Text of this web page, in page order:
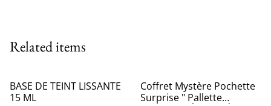
Related items
BASE DE TEINT LISSANTE
15 ML
%
Coffret Mystère Pochette
Surprise " Pallette